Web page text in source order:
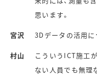
思います。
宮沢 3Dデータの活用に
村山
こういうICT施工
ない人員でも無理